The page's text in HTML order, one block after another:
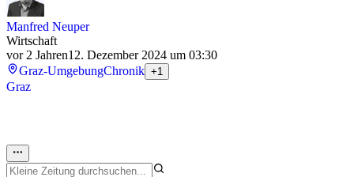
Manfred Neuper
Wirtschaft
vor 2 Jahren12. Dezember 2024 um 03:30
Graz-UmgebungChronik +1
Graz